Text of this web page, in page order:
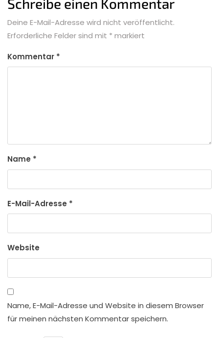
Deine E-Mail-Adresse wird nicht veröffentlicht.
Erforderliche Felder sind mit * markiert
Kommentar *
Name *
E-Mail-Adresse *
Website
Name, E-Mail-Adresse und Website in diesem Browser
für meinen nächsten Kommentar speichern.